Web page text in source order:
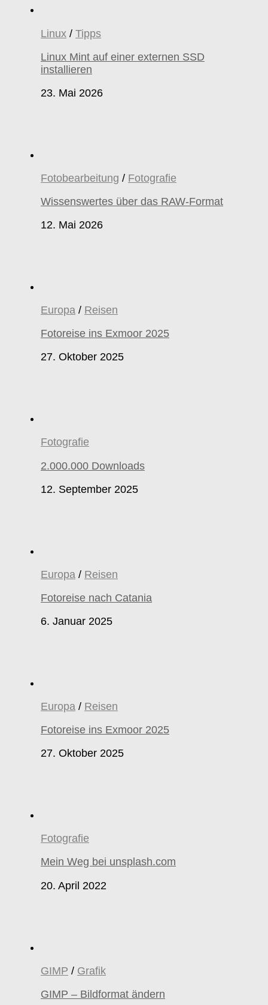
Linux / Tipps
Linux Mint auf einer externen SSD
installieren
23. Mai 2026
Fotobearbeitung / Fotografie
Wissenswertes über das RAW-Format
12. Mai 2026
Europa / Reisen
Fotoreise ins Exmoor 2025
27. Oktober 2025
Fotografie
2.000.000 Downloads
12. September 2025
Europa / Reisen
Fotoreise nach Catania
6. Januar 2025
Europa / Reisen
Fotoreise ins Exmoor 2025
27. Oktober 2025
Fotografie
Mein Weg bei unsplash.com
20. April 2022
GIMP / Grafik
GIMP – Bildformat ändern